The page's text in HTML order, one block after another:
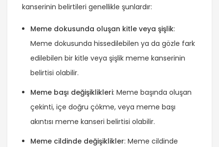
kanserinin belirtileri genellikle şunlardır:
Meme dokusunda oluşan kitle veya şişlik:
Meme dokusunda hissedilebilen ya da gözle fark
edilebilen bir kitle veya şişlik meme kanserinin
belirtisi olabilir.
Meme başı değişiklikleri: Meme başında oluşan
çekinti, içe doğru çökme, veya meme başı
akıntısı meme kanseri belirtisi olabilir.
Meme cildinde değişiklikler: Meme cildinde